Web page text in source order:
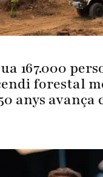
167.000
forestal
anys avança